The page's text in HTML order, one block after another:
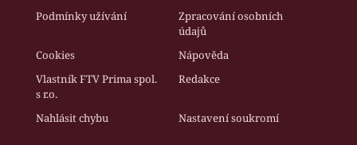
Podmínky užívání
Zpracování osobních
údajů
Cookies
Nápověda
Vlastník FTV Prima spol.
s r.o.
Redakce
Nahlásit chybu Nastavení soukromí